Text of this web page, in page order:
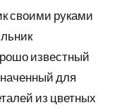
своими руками
известный
для
из цветных